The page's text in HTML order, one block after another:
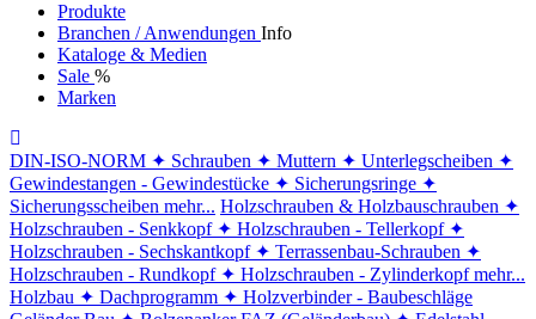
Produkte
Branchen / Anwendungen Info
Kataloge & Medien
Sale %
Marken
DIN-ISO-NORM ✦ Schrauben ✦ Muttern ✦ Unterlegscheiben ✦
Gewindestangen - Gewindestücke ✦ Sicherungsringe ✦
Sicherungsscheiben mehr... Holzschrauben & Holzbauschrauben ✦
Holzschrauben - Senkkopf ✦ Holzschrauben - Tellerkopf ✦
Holzschrauben - Sechskantkopf ✦ Terrassenbau-Schrauben ✦
Holzschrauben - Rundkopf ✦ Holzschrauben - Zylinderkopf mehr...
Holzbau ✦ Dachprogramm ✦ Holzverbinder - Baubeschläge